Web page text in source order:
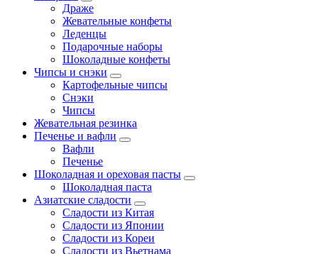
Драже
Жевательные конфеты
Леденцы
Подарочные наборы
Шоколадные конфеты
Чипсы и снэки
Картофельные чипсы
Снэки
Чипсы
Жевательная резинка
Печенье и вафли
Вафли
Печенье
Шоколадная и ореховая пасты
Шоколадная паста
Азиатские сладости
Сладости из Китая
Сладости из Японии
Сладости из Кореи
Сладости из Вьетнама